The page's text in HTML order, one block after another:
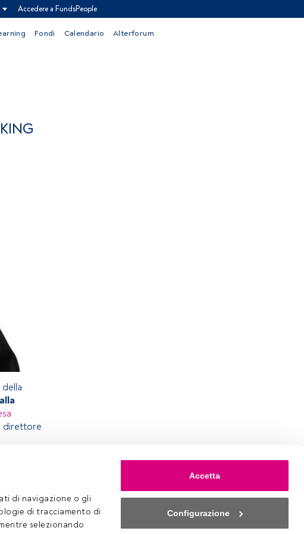
di navigazione o gli
di tracciamento di
selezionando
Accetta
Configurazione
Accedere a FundsPeople
Fondi Calendario Alterforum
della
alla
direttore
a